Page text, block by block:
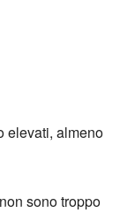
elevati, almeno
sono troppo